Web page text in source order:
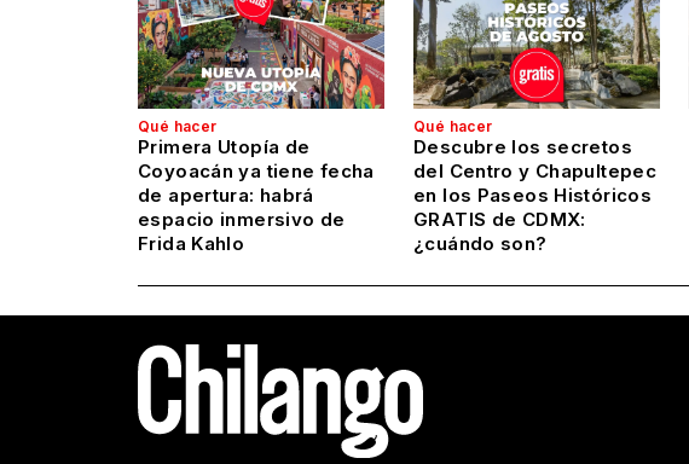
Qué hacer
Primera Utopía de
Coyoacán ya tiene fecha
de apertura: habrá
espacio inmersivo de
Frida Kahlo
Qué hacer
Descubre los secretos
del Centro y Chapultepec
en los Paseos Históricos
GRATIS de CDMX:
¿cuándo son?